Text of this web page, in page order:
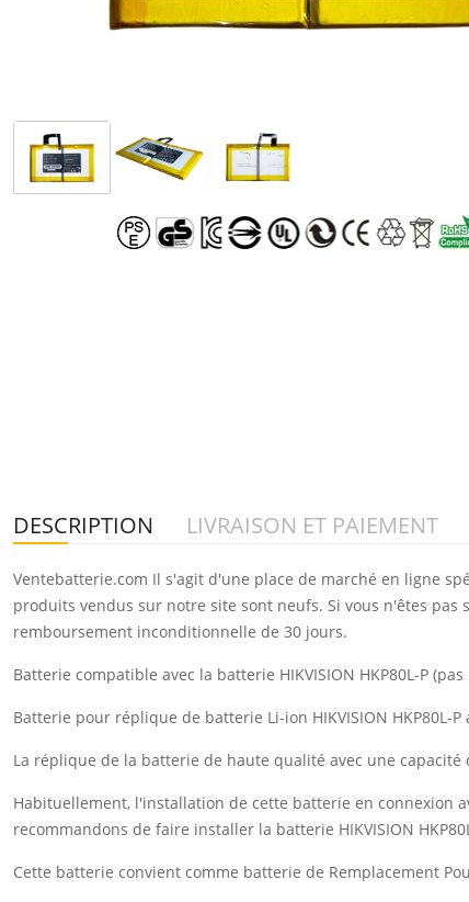
DESCRIPTION LIVRAISON ET PAIEMENT
Ventebatterie.com Il s'agit d'une place de marché en ligne
produits vendus sur notre site sont neufs. Si vous n'êtes
remboursement inconditionnelle de 30 jours.
Batterie compatible avec la batterie HIKVISION HKP80L-P
Batterie pour réplique de batterie Li-ion HIKVISION HKP80L-
La réplique de la batterie de haute qualité avec une capacité
Habituellement, l'installation de cette batterie en connexion
recommandons de faire installer la batterie HIKVISION
Cette batterie convient comme batterie de Remplacement